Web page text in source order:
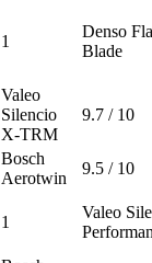
1
Denso
Blade
Valeo
Silencio
X-TRM
9.7 / 10
Bosch
Aerotwin
9.5 / 10
1
Valeo